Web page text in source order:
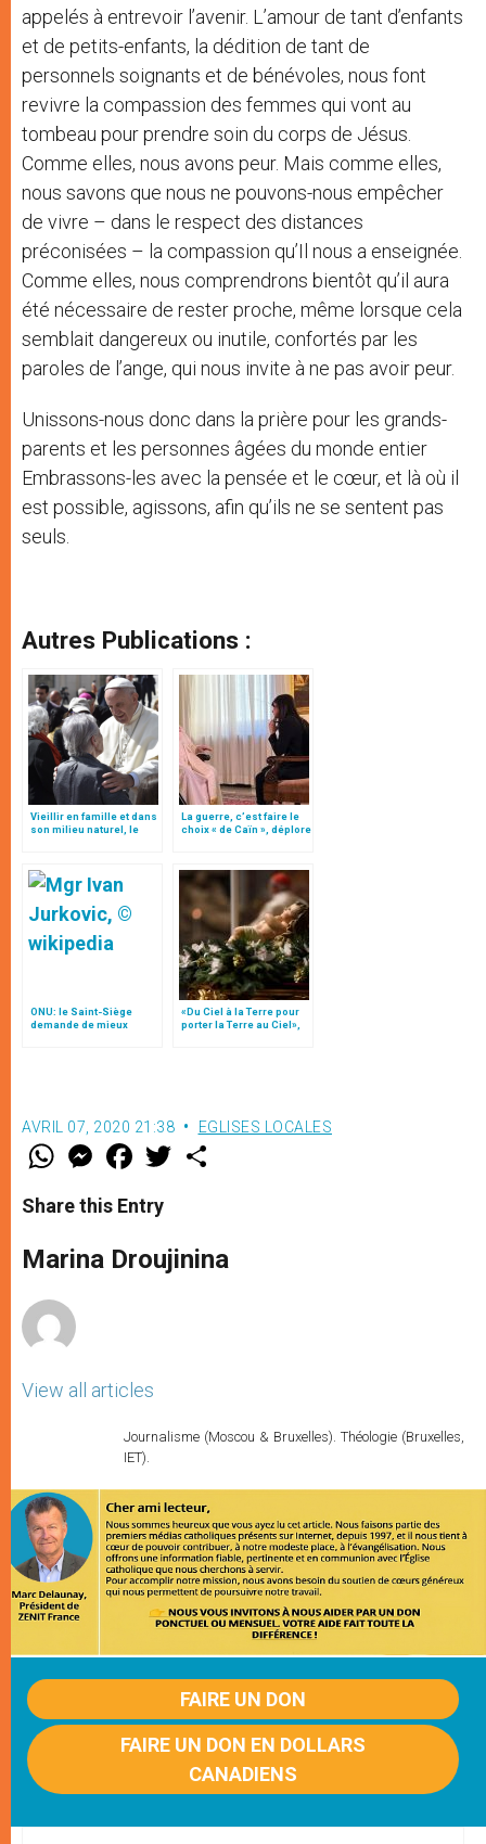
appelés à entrevoir l’avenir. L’amour de tant d’enfants
et de petits-enfants, la dédition de tant de
personnels soignants et de bénévoles, nous font
revivre la compassion des femmes qui vont au
tombeau pour prendre soin du corps de Jésus.
Comme elles, nous avons peur. Mais comme elles,
nous savons que nous ne pouvons-nous empêcher
de vivre – dans le respect des distances
préconisées – la compassion qu’Il nous a enseignée.
Comme elles, nous comprendrons bientôt qu’il aura
été nécessaire de rester proche, même lorsque cela
semblait dangereux ou inutile, confortés par les
paroles de l’ange, qui nous invite à ne pas avoir peur.
Unissons-nous donc dans la prière pour les grands-
parents et les personnes âgées du monde entier
Embrassons-les avec la pensée et le cœur, et là où il
est possible, agissons, afin qu’ils ne se sentent pas
seuls.
Autres Publications :
Vieillir en famille et dans
son milieu naturel, le
La guerre, c’est faire le
choix « de Caïn », déplore
ONU: le Saint-Siège
demande de mieux
«Du Ciel à la Terre pour
porter la Terre au Ciel»,
AVRIL 07, 2020 21:38 EGLISES LOCALES
W
t
s
p
p
M
e
s
e
g
e
F
a
e
b
o
k
w
r
Share this Entry
Marina Droujinina
View all articles
Journalisme (Moscou & Bruxelles). Théologie (Bruxelles,
IET).
FAIRE UN DON
FAIRE UN DON EN DOLLARS
CANADIENS